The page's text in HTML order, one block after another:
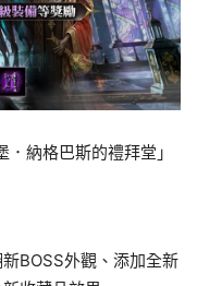
納格巴斯的禮拜堂」
BOSS外觀、添加全新